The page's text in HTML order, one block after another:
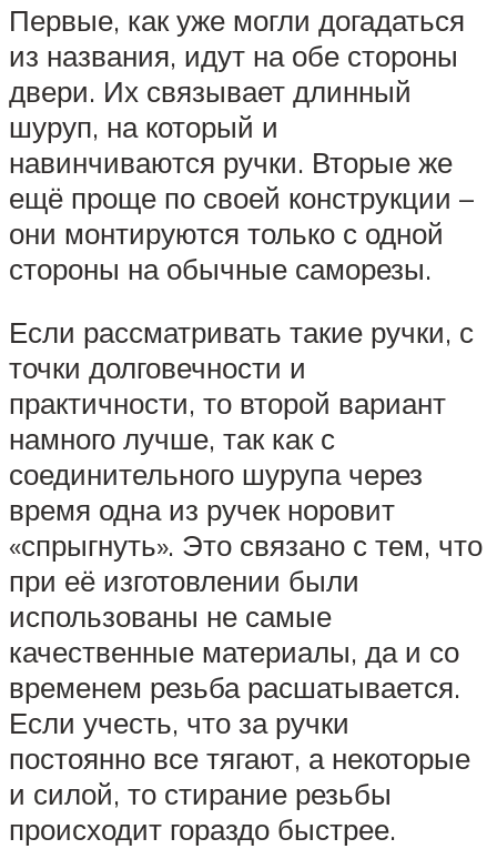
Первые, как уже могли догадаться
из названия, идут на обе стороны
двери. Их связывает длинный
шуруп, на который и
навинчиваются ручки. Вторые же
ещё проще по своей конструкции –
они монтируются только с одной
стороны на обычные саморезы.
Если рассматривать такие ручки, с
точки долговечности и
практичности, то второй вариант
намного лучше, так как с
соединительного шурупа через
время одна из ручек норовит
«спрыгнуть». Это связано с тем, что
при её изготовлении были
использованы не самые
качественные материалы, да и со
временем резьба расшатывается.
Если учесть, что за ручки
постоянно все тягают, а некоторые
и силой, то стирание резьбы
происходит гораздо быстрее.